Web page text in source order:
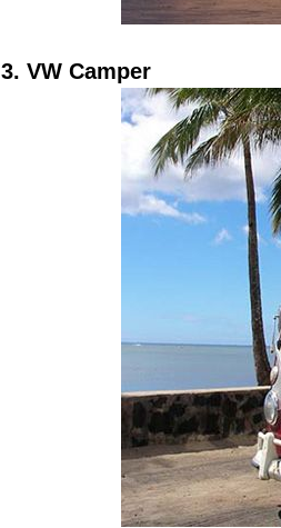
3. VW Camper